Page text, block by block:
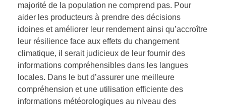
majorité de la population ne comprend pas. Pour
aider les producteurs à prendre des décisions
idoines et améliorer leur rendement ainsi qu’accroître
leur résilience face aux effets du changement
climatique, il serait judicieux de leur fournir des
informations compréhensibles dans les langues
locales. Dans le but d’assurer une meilleure
compréhension et une utilisation efficiente des
informations météorologiques au niveau des